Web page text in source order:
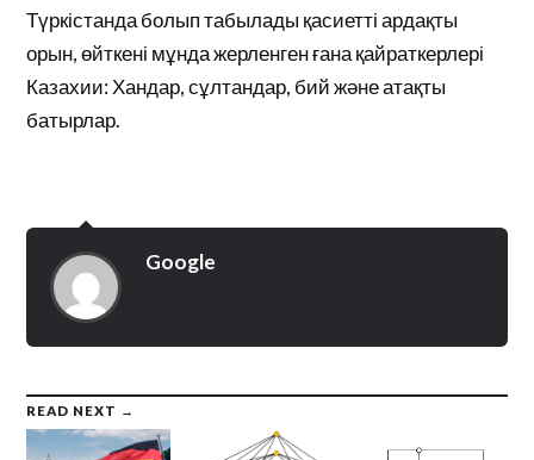
Түркістанда болып табылады қасиетті ардақты
орын, өйткені мұнда жерленген ғана қайраткерлері
Казахии: Хандар, сұлтандар, бий және атақты
батырлар.
Google
READ NEXT →